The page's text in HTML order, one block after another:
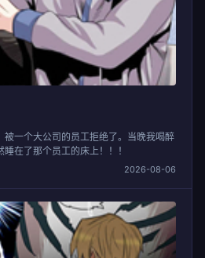
被一个大公司的员工拒绝了。当晚我喝醉
在了那个员工的床上！！！
2026-08-06